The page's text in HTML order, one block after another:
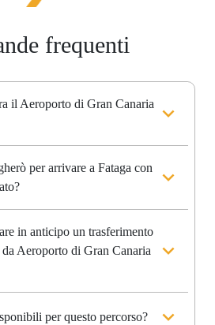
frequenti
il Aeroporto di Gran Canaria
per arrivare a Fataga con
in anticipo un trasferimento
Aeroporto di Gran Canaria
per questo percorso?